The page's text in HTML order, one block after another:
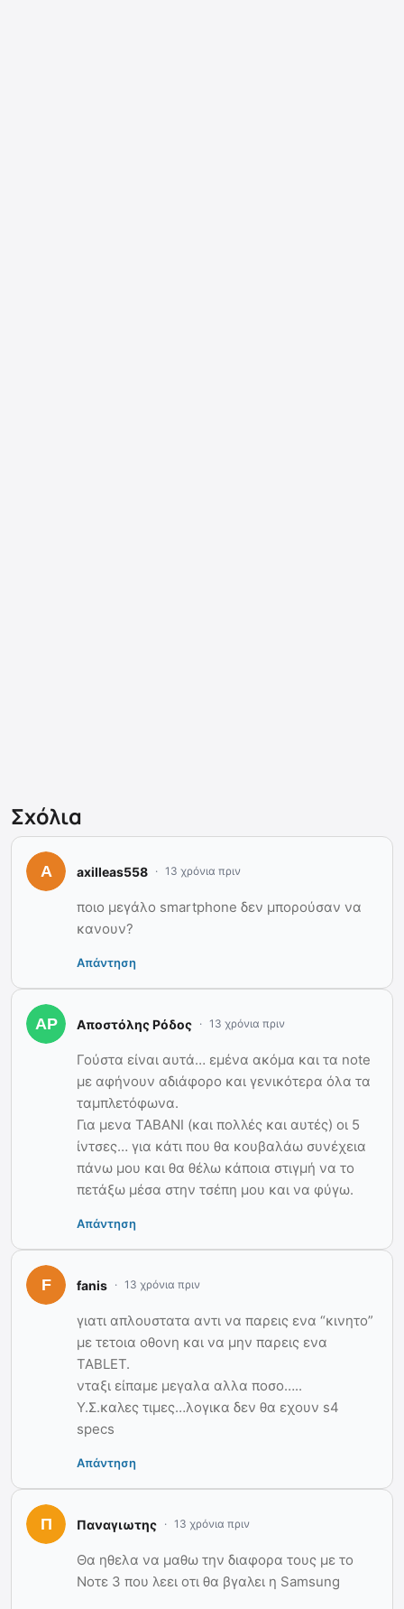
Σχόλια
axilleas558 13 χρόνια πριν
ποιο μεγάλο smartphone δεν μπορούσαν να
κανουν?
Απάντηση
Αποστόλης Ρόδος 13 χρόνια πριν
Γούστα είναι αυτά… εμένα ακόμα και τα note
με αφήνουν αδιάφορο και γενικότερα όλα τα
ταμπλετόφωνα.
Για μενα ΤΑΒΑΝΙ (και πολλές και αυτές) οι 5
ίντσες… για κάτι που θα κουβαλάω συνέχεια
πάνω μου και θα θέλω κάποια στιγμή να το
πετάξω μέσα στην τσέπη μου και να φύγω.
Απάντηση
fanis 13 χρόνια πριν
γιατι απλουστατα αντι να παρεις ενα “κινητο”
με τετοια οθονη και να μην παρεις ενα
TABLET.
νταξι είπαμε μεγαλα αλλα ποσο…..
Υ.Σ.καλες τιμες…λογικα δεν θα εχουν s4
specs
Απάντηση
Παναγιωτης 13 χρόνια πριν
Θα ηθελα να μαθω την διαφορα τους με το
Νοτε 3 που λεει οτι θα βγαλει η Samsung